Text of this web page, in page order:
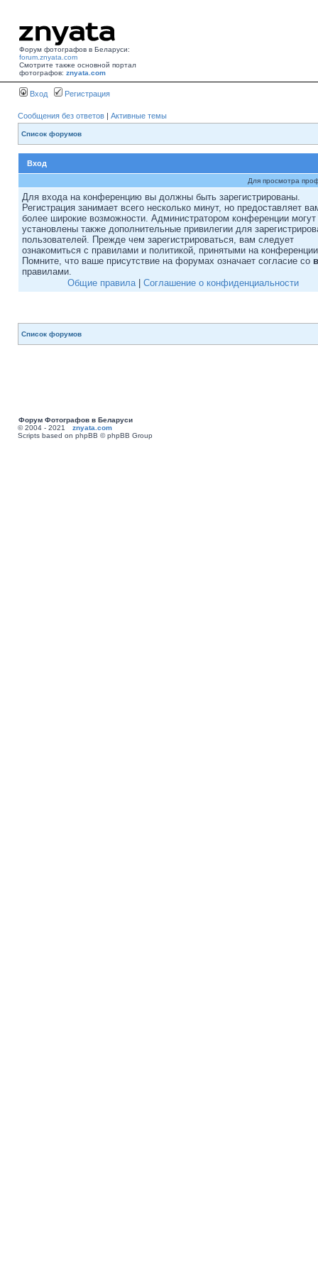
Форум фотографов в Беларуси:
forum.znyata.com
Смотрите также основной портал
фотографов: znyata.com
Вход Регистрация
Сообщения без ответов | Активные темы
Список форумов
Вход
Для просмотра
Для входа на конференцию вы должны быть зарегистрированы.
Регистрация занимает всего несколько минут, но предоставляет
более широкие возможности. Администратором конференции
установлены также дополнительные привилегии для
пользователей. Прежде чем зарегистрироваться, вам следует
ознакомиться с правилами и политикой, принятыми на
Помните, что ваше присутствие на форумах означает согласие со
правилами.
Общие правила| Соглашение о конфиденциальности
Список форумов
Форум Фотографов в Беларуси
© 2004 - 2021 znyata.com
Scripts based on phpBB © phpBB Group